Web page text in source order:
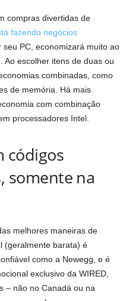
compras divertidas de
fazendo negócios
seu PC, economizará muito ao
Ao escolher itens de duas ou
combinadas, como
de memória. Há mais
com combinação
processadores Intel.
códigos
somente na
melhores maneiras de
(geralmente barata) é
como a Newegg, e é
exclusivo da WIRED,
– não no Canadá ou na